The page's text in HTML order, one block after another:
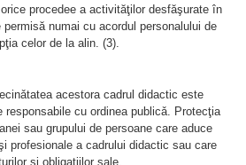
procedee a activităţilor desfăşurate în
numai cu acordul personalului de
celor de la alin. (3).
acestora cadrul didactic este
responsabile cu ordinea publicǎ. Protecţia
sau grupului de persoane care aduce
profesionale a cadrului didactic sau care
şi obligaţiilor sale.